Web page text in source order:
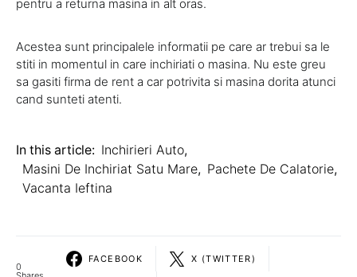
pentru a returna masina in alt oras.
Acestea sunt principalele informatii pe care ar trebui sa le
stiti in momentul in care inchiriati o masina. Nu este greu
sa gasiti firma de rent a car potrivita si masina dorita atunci
cand sunteti atenti.
In this article: Inchirieri Auto,
Masini De Inchiriat Satu Mare, Pachete De Calatorie,
Vacanta Ieftina
0
FACEBOOK X (TWITTER)